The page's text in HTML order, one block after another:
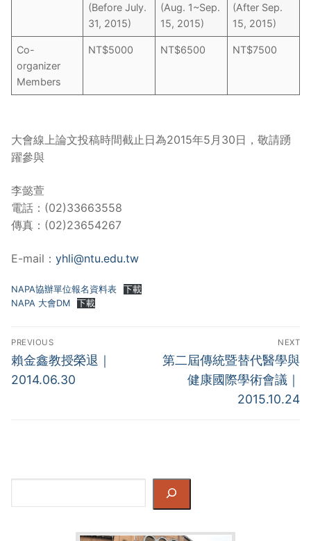
(Before July.
31, 2015)
(Aug. 1~Sep.
15, 2015)
(After Sep.
15, 2015)
Co-
organizer
Members
NT$5000 NT$6500 NT$7500
大會線上論文投稿時間截止日為2015年5月30日，敬請踴
躍參與
李懿萱
電話：(02)33663558
傳真：(02)23654267
E-mail： yhli@ntu.edu.tw
NAPA協辦單位報名資料表
下載
NAPA 大會DM
下載
Post
navigation
PREVIOUS
Previous
post:
賴金鑫教授榮退｜
2014.06.30
NEXT
Next
post:
第二屆傳統暨替代醫學與
健康國際學術會議｜
2015.10.24